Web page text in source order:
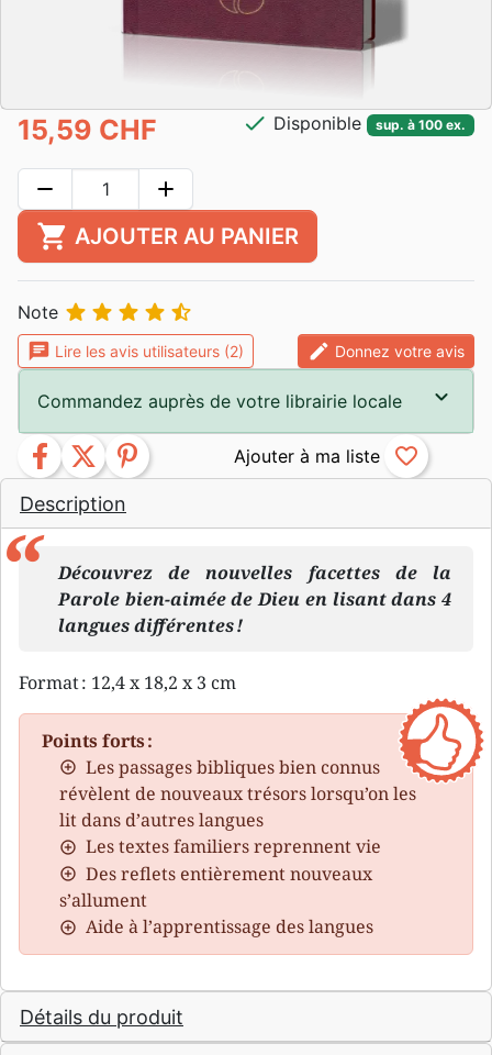
Description
Découvrez de nouvelles facettes de la
Parole bien-aimée de Dieu en lisant dans 4
langues différentes !
Format : 12,4 x 18,2 x 3 cm
Points forts :
Les passages bibliques bien connus
révèlent de nouveaux trésors lorsqu’on les
lit dans d’autres langues
Les textes familiers reprennent vie
Des reflets entièrement nouveaux
s’allument
Aide à l’apprentissage des langues
Détails du produit
15,59 CHF check Disponible sup. à 100 ex.
remove add
shopping_cart AJOUTER AU PANIER
Note     
chat Lire les avis utilisateurs (2) edit Donnez votre avis
Commandez auprès de votre librairie locale
facebook twitter pinterest favorite_border